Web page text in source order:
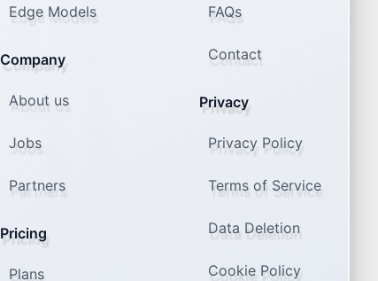
Edge Models
Company
About us
Jobs
Partners
Pricing
Plans
FAQs
Contact
Privacy
Privacy Policy
Terms of Service
Data Deletion
Cookie Policy